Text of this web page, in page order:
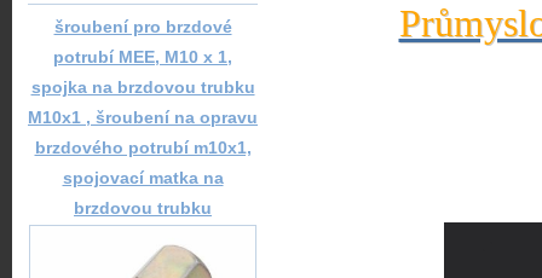
šroubení pro brzdové
potrubí MEE, M10 x 1,
spojka na brzdovou trubku
M10x1 , šroubení na opravu
brzdového potrubí m10x1,
spojovací matka na
brzdovou trubku